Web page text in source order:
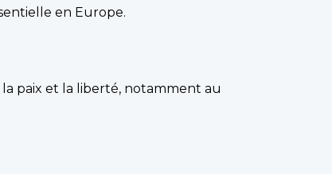
en Europe.
paix et la liberté, notamment au